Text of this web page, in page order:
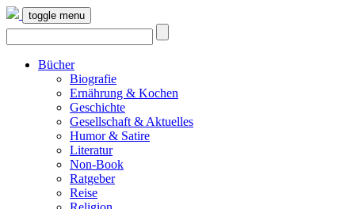
toggle menu
Bücher
Biografie
Ernährung & Kochen
Geschichte
Gesellschaft & Aktuelles
Humor & Satire
Literatur
Non-Book
Ratgeber
Reise